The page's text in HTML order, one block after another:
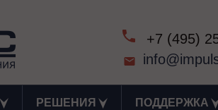
+7 (495)
РЕШЕНИЯ ПОДДЕРЖКА